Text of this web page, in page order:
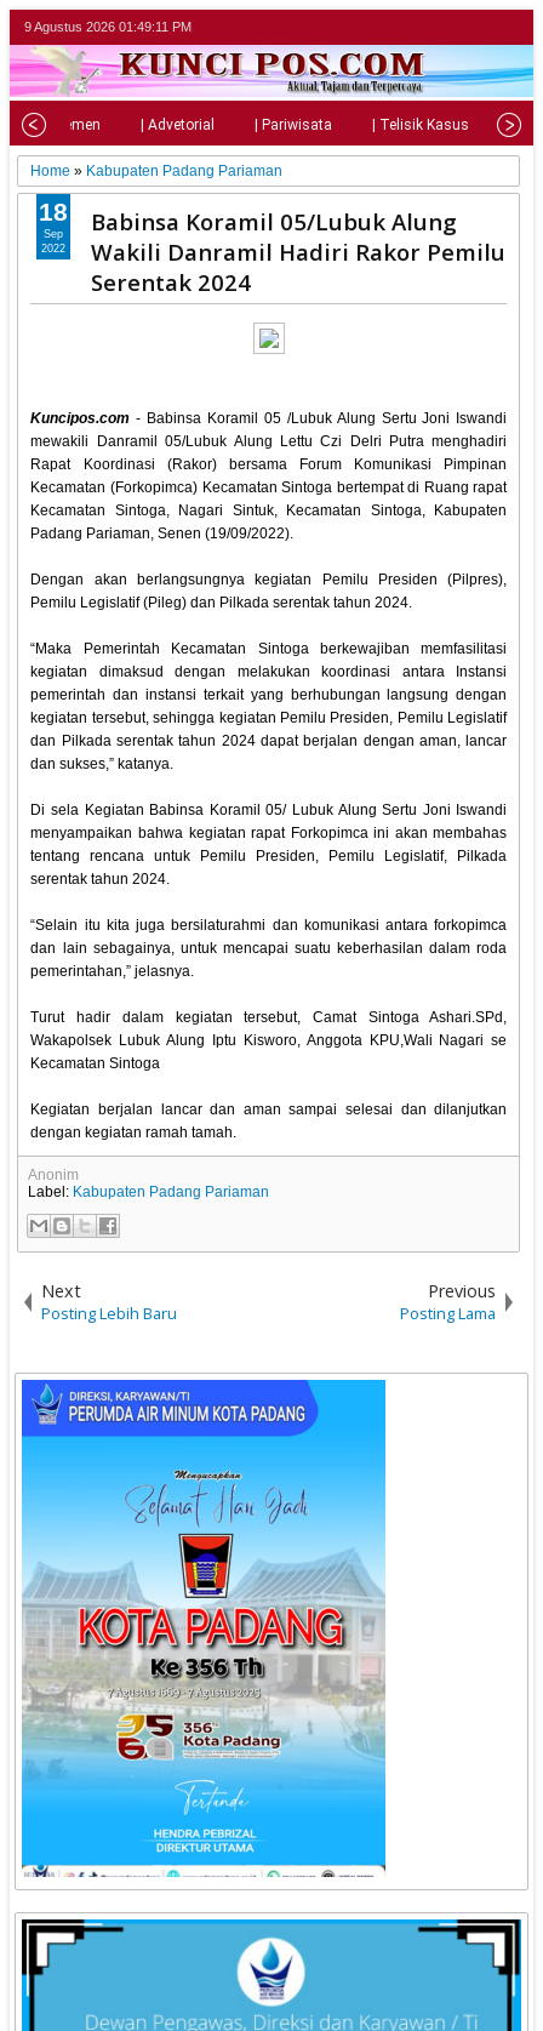
9 Agustus 2026 01:49:12 PM
| Parlemen | Advetorial | Pariwisata | Telisik Kasus |
Home » Kabupaten Padang Pariaman
Babinsa Koramil 05/Lubuk Alung
Wakili Danramil Hadiri Rakor Pemilu
Serentak 2024
Kuncipos.com - Babinsa Koramil 05 /Lubuk Alung Sertu Joni Iswandi
mewakili Danramil 05/Lubuk Alung Lettu Czi Delri Putra menghadiri
Rapat Koordinasi (Rakor) bersama Forum Komunikasi Pimpinan
Kecamatan (Forkopimca) Kecamatan Sintoga bertempat di Ruang rapat
Kecamatan Sintoga, Nagari Sintuk, Kecamatan Sintoga, Kabupaten
Padang Pariaman, Senen (19/09/2022).
Dengan akan berlangsungnya kegiatan Pemilu Presiden (Pilpres),
Pemilu Legislatif (Pileg) dan Pilkada serentak tahun 2024.
“Maka Pemerintah Kecamatan Sintoga berkewajiban memfasilitasi
kegiatan dimaksud dengan melakukan koordinasi antara Instansi
pemerintah dan instansi terkait yang berhubungan langsung dengan
kegiatan tersebut, sehingga kegiatan Pemilu Presiden, Pemilu Legislatif
dan Pilkada serentak tahun 2024 dapat berjalan dengan aman, lancar
dan sukses,” katanya.
Di sela Kegiatan Babinsa Koramil 05/ Lubuk Alung Sertu Joni Iswandi
menyampaikan bahwa kegiatan rapat Forkopimca ini akan membahas
tentang rencana untuk Pemilu Presiden, Pemilu Legislatif, Pilkada
serentak tahun 2024.
“Selain itu kita juga bersilaturahmi dan komunikasi antara forkopimca
dan lain sebagainya, untuk mencapai suatu keberhasilan dalam roda
pemerintahan,” jelasnya.
Turut hadir dalam kegiatan tersebut, Camat Sintoga Ashari.SPd,
Wakapolsek Lubuk Alung Iptu Kisworo, Anggota KPU,Wali Nagari se
Kecamatan Sintoga
Kegiatan berjalan lancar dan aman sampai selesai dan dilanjutkan
dengan kegiatan ramah tamah.
18
Sep
2022
Anonim
Label: Kabupaten Padang Pariaman
Next
Posting Lebih Baru
Previous
Posting Lama